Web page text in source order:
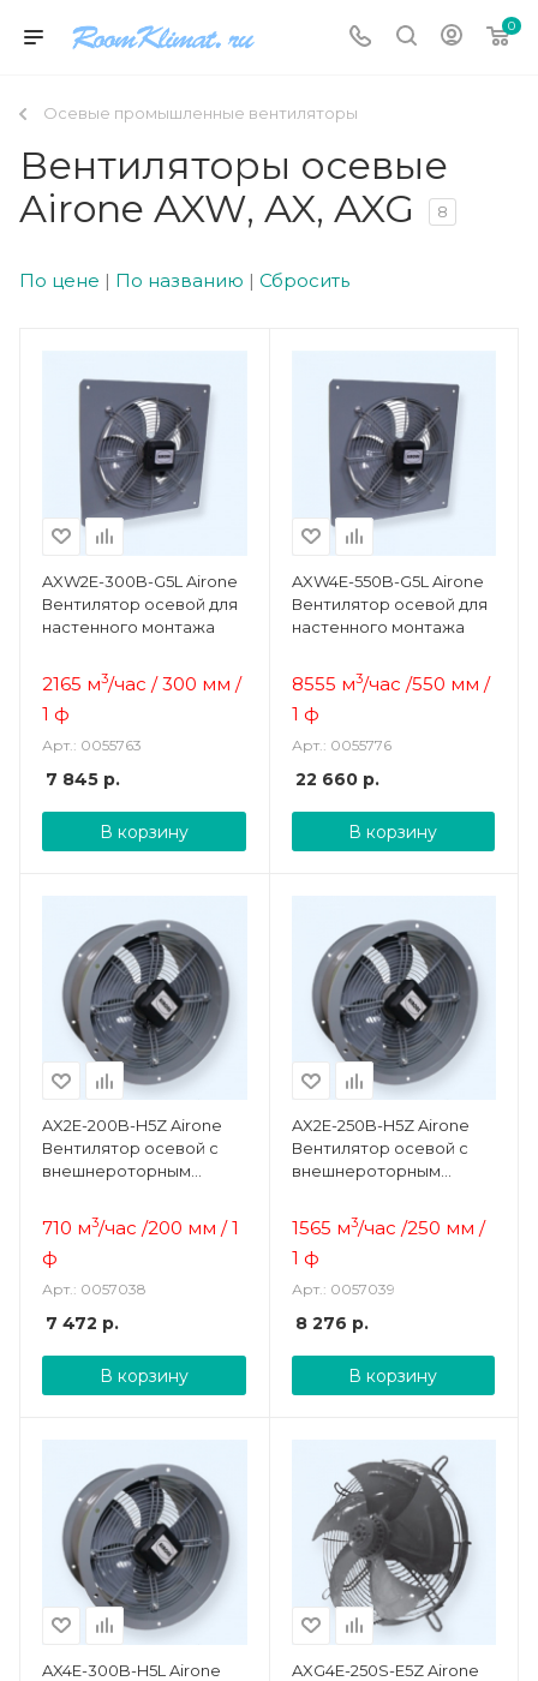
0
Осевые промышленные вентиляторы
Вентиляторы осевые
Airone AXW, AX, AXG
8
По цене | По названию | Сбросить
AXW2E-300B-G5L Airone
Вентилятор осевой для
настенного монтажа
2165 м3/час / 300 мм /
1 ф
Арт.: 0055763
7 845 р.
В корзину
AXW4E-550B-G5L Airone
Вентилятор осевой для
настенного монтажа
8555 м3/час /550 мм /
1 ф
Арт.: 0055776
22 660р.
В корзину
AX2E-200B-H5Z Airone
Вентилятор осевой с
внешнероторным
710 м3/час /200 мм / 1
ф
Арт.: 0057038
7 472 р.
В корзину
AX2E-250B-H5Z Airone
Вентилятор осевой с
внешнероторным
1565 м3/час /250 мм /
1 ф
Арт.: 0057039
8 276 р.
В корзину
AX4E-300B-H5L Airone
AXG4E-250S-E5Z Airone